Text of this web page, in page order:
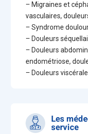
– Migraines et
vasculaires,
– Syndrome
– Douleurs
– Douleurs
endométriose,
– Douleurs
Les
service